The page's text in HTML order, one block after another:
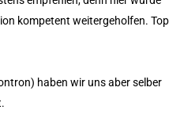
kompetent weitergeholfen. Top
haben wir uns aber selber